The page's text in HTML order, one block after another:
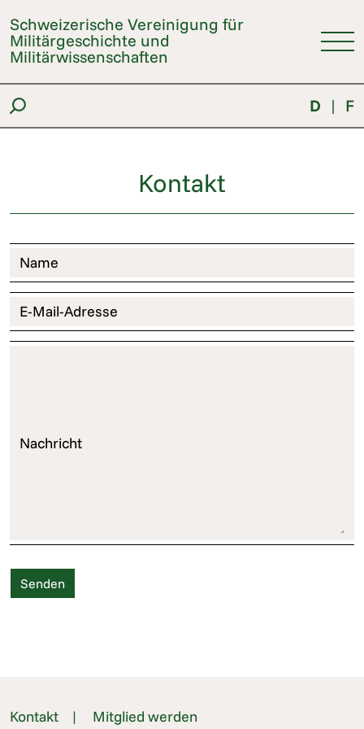
Schweizerische Vereinigung für
Militärgeschichte und
Militärwissenschaften
D | F
Kontakt
Name
E-Mail-Adresse
Nachricht
Kontakt Mitglied werden